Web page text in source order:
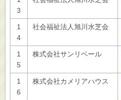
3
1
4
社会福祉法人旭川水芝会
1
5
株式会社サンリベール
1
6
株式会社カメリアハウス